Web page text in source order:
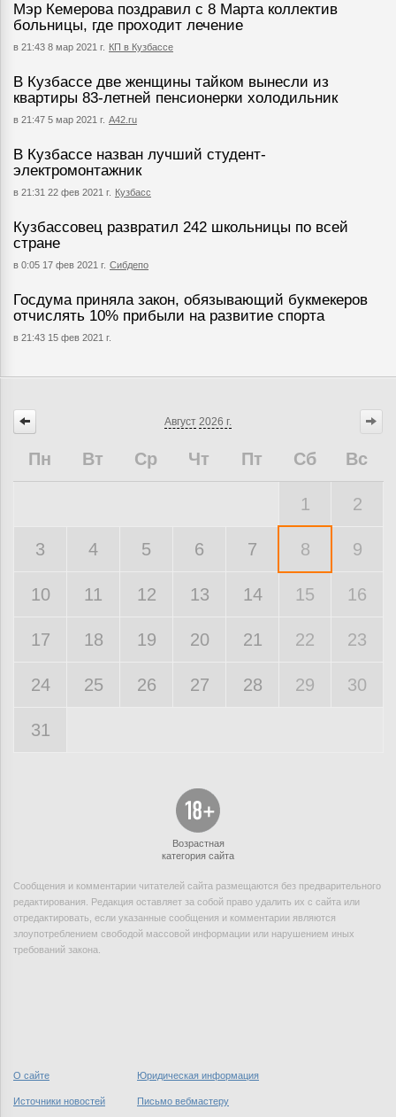
Мэр Кемерова поздравил с 8 Марта коллектив
больницы, где проходит лечение
в 21:43 8 мар 2021 г. КП в Кузбассе
В Кузбассе две женщины тайком вынесли из
квартиры 83-летней пенсионерки холодильник
в 21:47 5 мар 2021 г. А42.ru
В Кузбассе назван лучший студент-
электромонтажник
в 21:31 22 фев 2021 г. Кузбасс
Кузбассовец развратил 242 школьницы по всей
стране
в 0:05 17 фев 2021 г. Сибдепо
Госдума приняла закон, обязывающий букмекеров
отчислять 10% прибыли на развитие спорта
в 21:43 15 фев 2021 г.
Август 2026 г.
Пн Вт Ср Чт Пт Сб Вс
1 2
3 4 5 6 7 8 9
10 11 12 13 14 15 16
17 18 19 20 21 22 23
24 25 26 27 28 29 30
31
Возрастная
категория сайта
Сообщения и комментарии читателей сайта размещаются без предварительного
редактирования. Редакция оставляет за собой право удалить их с сайта или
отредактировать, если указанные сообщения и комментарии являются
злоупотреблением свободой массовой информации или нарушением иных
требований закона.
О сайте Юридическая информация
Источники новостей Письмо вебмастеру